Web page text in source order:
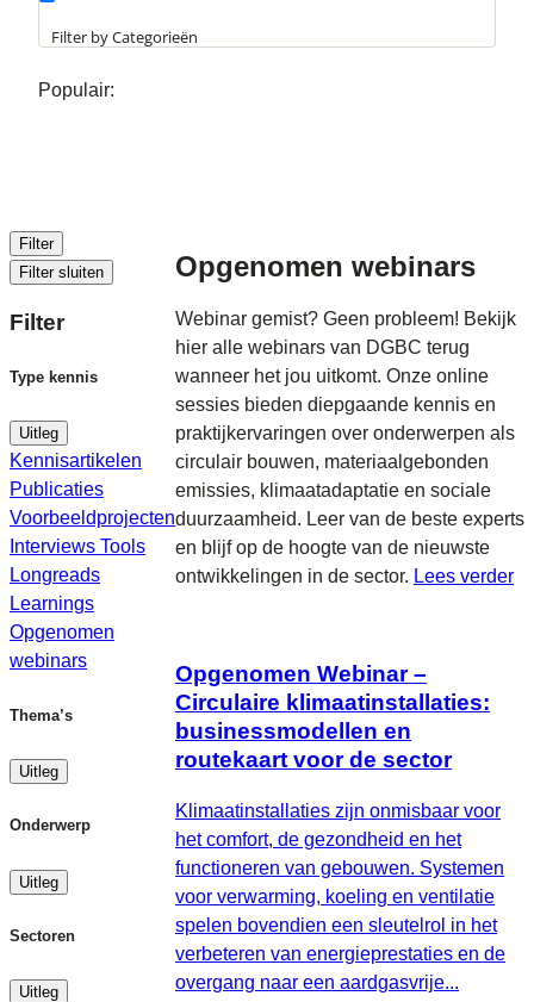
Filter by Categorieën
Populair:
Filter
Filter sluiten
Filter
Type kennis
Uitleg
Kennisartikelen
Publicaties
Voorbeeldprojecten
Interviews Tools
Longreads
Learnings
Opgenomen
webinars
Thema’s
Uitleg
Onderwerp
Uitleg
Sectoren
Uitleg
Opgenomen webinars
Webinar gemist? Geen probleem! Bekijk
hier alle webinars van DGBC terug
wanneer het jou uitkomt. Onze online
sessies bieden diepgaande kennis en
praktijkervaringen over onderwerpen als
circulair bouwen, materiaalgebonden
emissies, klimaatadaptatie en sociale
duurzaamheid. Leer van de beste experts
en blijf op de hoogte van de nieuwste
ontwikkelingen in de sector. Lees verder
Opgenomen Webinar –
Circulaire klimaatinstallaties:
businessmodellen en
routekaart voor de sector
Klimaatinstallaties zijn onmisbaar voor
het comfort, de gezondheid en het
functioneren van gebouwen. Systemen
voor verwarming, koeling en ventilatie
spelen bovendien een sleutelrol in het
verbeteren van energieprestaties en de
overgang naar een aardgasvrije...